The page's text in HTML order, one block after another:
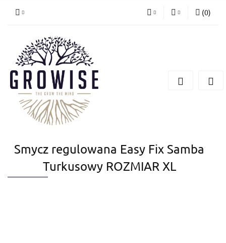
(0)
Smycz regulowana Easy Fix Samba
Turkusowy ROZMIAR XL